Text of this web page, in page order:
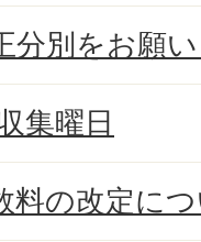
分別をお願
集曜日
料の改定に